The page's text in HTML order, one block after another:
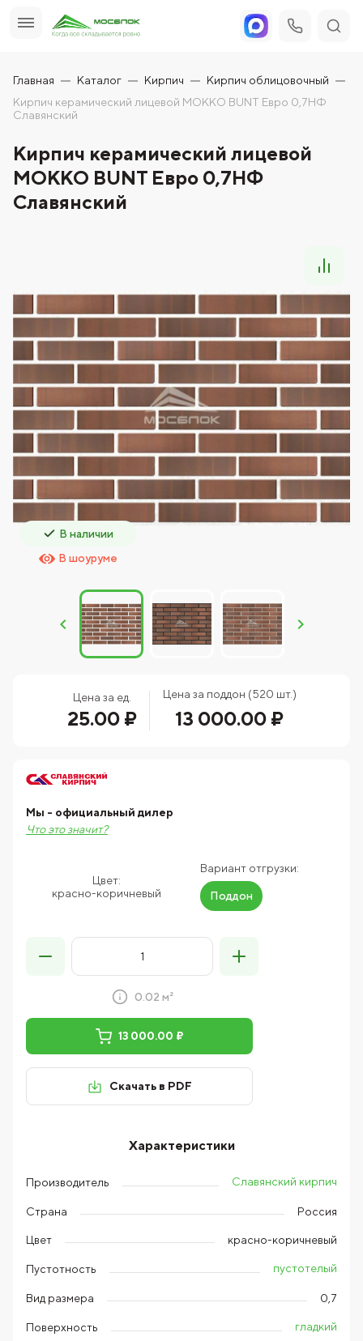
Главная Каталог Кирпич
Кирпич облицовочный
Кирпич керамический лицевой МОККО BUNT Евро 0,7НФ
Славянский
Кирпич керамический лицевой
МОККО BUNT Евро 0,7НФ
Славянский
В наличии
В шоуруме
Цена за ед.
25.00 ₽
Цена за поддон (520 шт.)
13 000.00 ₽
Цвет:
красно-коричневый
Вариант отгрузки:
Поддон
Мы - официальный дилер
Что это значит?
0.02 м²
13 000.00 ₽
Скачать в PDF
Характеристики
Производитель Славянский кирпич
Страна Россия
Цвет красно-коричневый
Пустотность пустотелый
Вид размера 0,7
Поверхность гладкий